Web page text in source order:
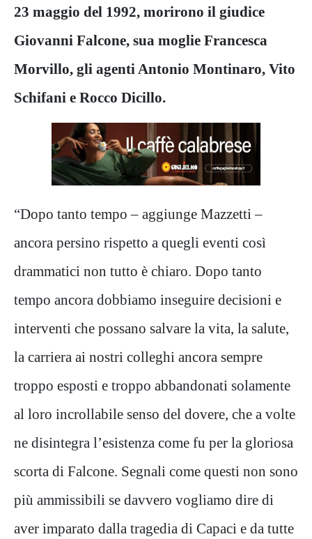
23 maggio del 1992, morirono il giudice
Giovanni Falcone, sua moglie Francesca
Morvillo, gli agenti Antonio Montinaro, Vito
Schifani e Rocco Dicillo.
“Dopo tanto tempo – aggiunge Mazzetti –
ancora persino rispetto a quegli eventi così
drammatici non tutto è chiaro. Dopo tanto
tempo ancora dobbiamo inseguire decisioni e
interventi che possano salvare la vita, la salute,
la carriera ai nostri colleghi ancora sempre
troppo esposti e troppo abbandonati solamente
al loro incrollabile senso del dovere, che a volte
ne disintegra l’esistenza come fu per la gloriosa
scorta di Falcone. Segnali come questi non sono
più ammissibili se davvero vogliamo dire di
aver imparato dalla tragedia di Capaci e da tutte